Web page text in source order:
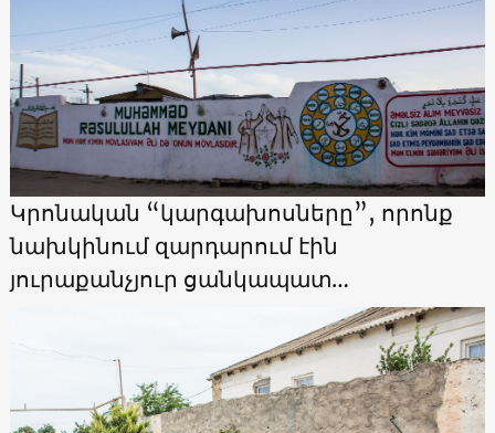
Կրոնական “կարգախոսները”, որոնք
նախկինում զարդարում էին
յուրաքանչյուր ցանկապատ…